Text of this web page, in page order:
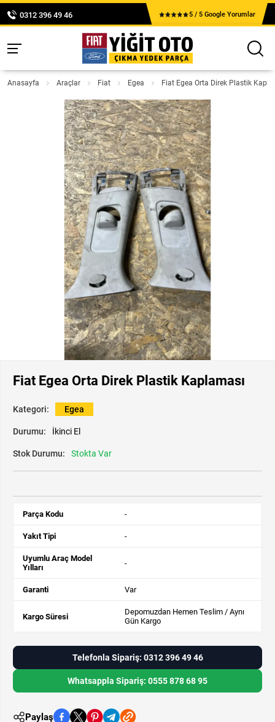
0312 396 49 46 5 / 5 Google Yorumlar
Anasayfa Araçlar Fiat Egea Fiat Egea Orta Direk Plastik
Fiat Egea Orta Direk Plastik Kaplaması
Kategori: Egea
Durumu: İkinci El
Stok Durumu: Stokta Var
Parça Kodu -
Yakıt Tipi -
Uyumlu Araç Model
Yılları
-
Garanti Var
Kargo Süresi
Depomuzdan Hemen Teslim / Aynı
Gün Kargo
Telefonla Sipariş: 0312 396 49 46
Whatsappla Sipariş: 0555 878 68 95
Paylaş